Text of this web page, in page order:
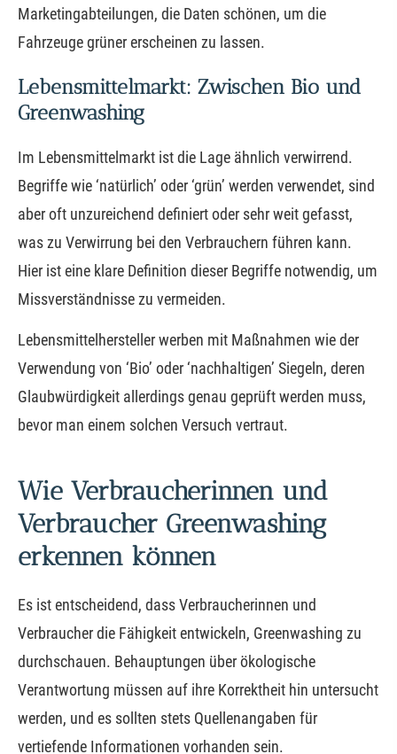
Marketingabteilungen, die Daten schönen, um die
Fahrzeuge grüner erscheinen zu lassen.
Lebensmittelmarkt: Zwischen Bio und
Greenwashing
Im Lebensmittelmarkt ist die Lage ähnlich verwirrend.
Begriffe wie ‘natürlich’ oder ‘grün’ werden verwendet, sind
aber oft unzureichend definiert oder sehr weit gefasst,
was zu Verwirrung bei den Verbrauchern führen kann.
Hier ist eine klare Definition dieser Begriffe notwendig, um
Missverständnisse zu vermeiden.
Lebensmittelhersteller werben mit Maßnahmen wie der
Verwendung von ‘Bio’ oder ‘nachhaltigen’ Siegeln, deren
Glaubwürdigkeit allerdings genau geprüft werden muss,
bevor man einem solchen Versuch vertraut.
Wie Verbraucherinnen und
Verbraucher Greenwashing
erkennen können
Es ist entscheidend, dass Verbraucherinnen und
Verbraucher die Fähigkeit entwickeln, Greenwashing zu
durchschauen. Behauptungen über ökologische
Verantwortung müssen auf ihre Korrektheit hin untersucht
werden, und es sollten stets Quellenangaben für
vertiefende Informationen vorhanden sein.